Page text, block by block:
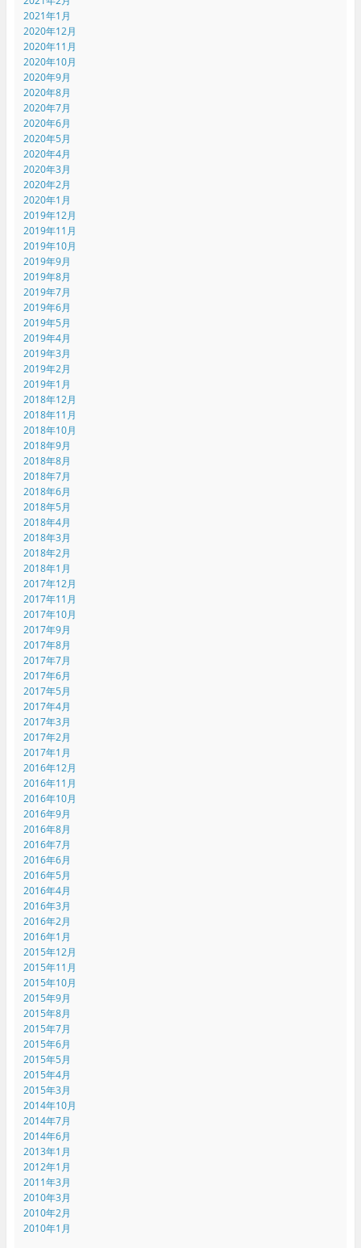
2021年1月
2020年12月
2020年11月
2020年10月
2020年9月
2020年8月
2020年7月
2020年6月
2020年5月
2020年4月
2020年3月
2020年2月
2020年1月
2019年12月
2019年11月
2019年10月
2019年9月
2019年8月
2019年7月
2019年6月
2019年5月
2019年4月
2019年3月
2019年2月
2019年1月
2018年12月
2018年11月
2018年10月
2018年9月
2018年8月
2018年7月
2018年6月
2018年5月
2018年4月
2018年3月
2018年2月
2018年1月
2017年12月
2017年11月
2017年10月
2017年9月
2017年8月
2017年7月
2017年6月
2017年5月
2017年4月
2017年3月
2017年2月
2017年1月
2016年12月
2016年11月
2016年10月
2016年9月
2016年8月
2016年7月
2016年6月
2016年5月
2016年4月
2016年3月
2016年2月
2016年1月
2015年12月
2015年11月
2015年10月
2015年9月
2015年8月
2015年7月
2015年6月
2015年5月
2015年4月
2015年3月
2014年10月
2014年7月
2014年6月
2013年1月
2012年1月
2011年3月
2010年3月
2010年2月
2010年1月